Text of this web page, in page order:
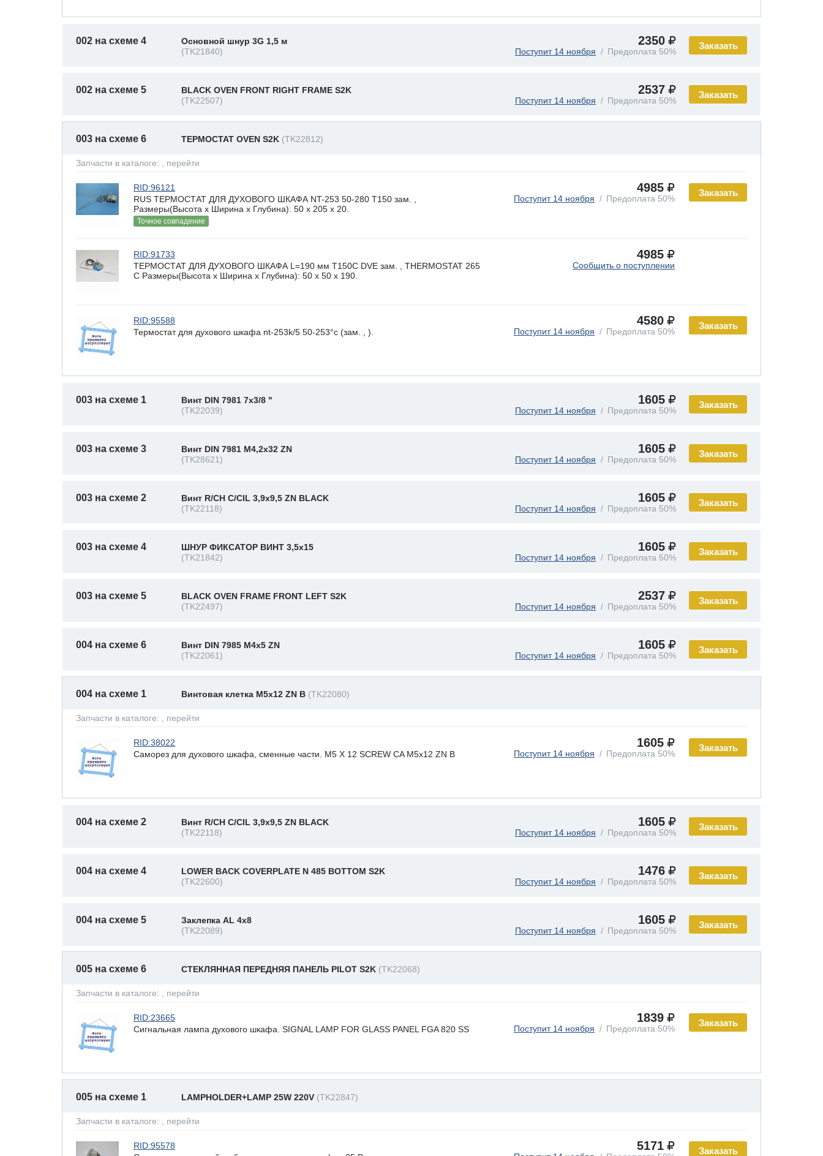
Заказать
002 на схеме 4
Основной шнур 3G 1,5 м
(TK21840)
2350
Поступит 14 ноября Предоплата 50%
Заказать
002 на схеме 5
BLACK OVEN FRONT RIGHT FRAME S2K
(TK22507)
2537
Поступит 14 ноября Предоплата 50%
003 на схеме 6 ТЕРМОСТАТ OVEN S2K (TK22812)
Запчасти в каталоге: , перейти
Заказать
RID:96121
RUS ТЕРМОСТАТ ДЛЯ ДУХОВОГО ШКАФА NT-253 50-280 T150 зам. ,
Размеры(Высота х Ширина х Глубина): 50 x 205 х 20.
Точное совпадение
4985
Поступит 14 ноября Предоплата 50%
RID:91733
ТЕРМОСТАТ ДЛЯ ДУХОВОГО ШКАФА L=190 мм T150C DVE зам. , THERMOSTAT 265
C Размеры(Высота х Ширина х Глубина): 50 x 50 х 190.
4985
Сообщить о поступлении
Заказать
RID:95588
Термостат для духового шкафа nt-253k/5 50-253°c (зам. , ).
4580
Поступит 14 ноября Предоплата 50%
Заказать
003 на схеме 1
Винт DIN 7981 7x3/8 "
(TK22039)
1605
Поступит 14 ноября Предоплата 50%
Заказать
003 на схеме 3
Винт DIN 7981 M4,2x32 ZN
(TK28621)
1605
Поступит 14 ноября Предоплата 50%
Заказать
003 на схеме 2
Винт R/CH C/CIL 3,9x9,5 ZN BLACK
(TK22118)
1605
Поступит 14 ноября Предоплата 50%
Заказать
003 на схеме 4
ШНУР ФИКСАТОР ВИНТ 3,5x15
(TK21842)
1605
Поступит 14 ноября Предоплата 50%
Заказать
003 на схеме 5
BLACK OVEN FRAME FRONT LEFT S2K
(TK22497)
2537
Поступит 14 ноября Предоплата 50%
Заказать
004 на схеме 6
Винт DIN 7985 M4x5 ZN
(TK22061)
1605
Поступит 14 ноября Предоплата 50%
004 на схеме 1 Винтовая клетка M5x12 ZN B (TK22080)
Запчасти в каталоге: , перейти
Заказать
RID:38022
Саморез для духового шкафа, сменные части. M5 X 12 SCREW CA M5x12 ZN B
1605
Поступит 14 ноября Предоплата 50%
Заказать
004 на схеме 2
Винт R/CH C/CIL 3,9x9,5 ZN BLACK
(TK22118)
1605
Поступит 14 ноября Предоплата 50%
Заказать
004 на схеме 4
LOWER BACK COVERPLATE N 485 BOTTOM S2K
(TK22600)
1476
Поступит 14 ноября Предоплата 50%
Заказать
004 на схеме 5
Заклепка AL 4x8
(TK22089)
1605
Поступит 14 ноября Предоплата 50%
005 на схеме 6 СТЕКЛЯННАЯ ПЕРЕДНЯЯ ПАНЕЛЬ PILOT S2K (TK22068)
Запчасти в каталоге: , перейти
Заказать
RID:23665
Сигнальная лампа духового шкафа. SIGNAL LAMP FOR GLASS PANEL FGA 820 SS
1839
Поступит 14 ноября Предоплата 50%
005 на схеме 1 LAMPHOLDER+LAMP 25W 220V (TK22847)
Запчасти в каталоге: , перейти
Заказать
RID:95578
5171